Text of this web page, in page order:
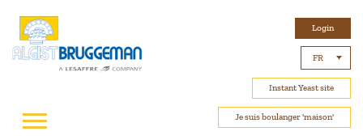
Login
FR
Instant Yeast site
Je suis boulanger 'maison'